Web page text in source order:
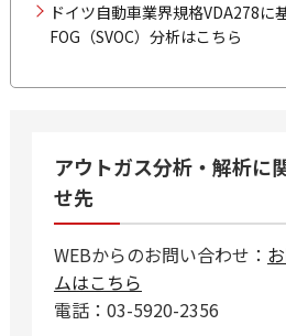
ドイツ自動車業界規格VDA278に
FOG（SVOC）分析はこちら
アウトガス分析・解析に
せ先
WEBからのお問い合わせ：
ムはこちら
電話：03-5920-2356